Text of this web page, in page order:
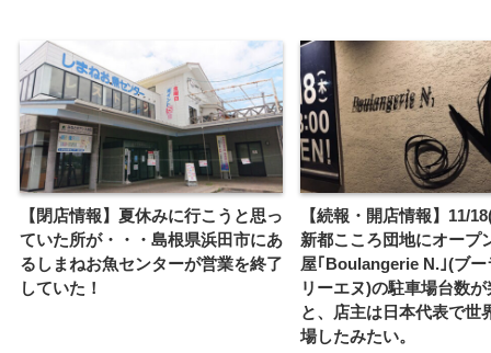
【閉店情報】夏休みに行こうと思っ
ていた所が・・・島根県浜田市にあ
るしまねお魚センターが営業を終了
していた！
【続報・開店情報】11/
新都こころ団地にオープ
屋｢Boulangerie N.｣(ブー
リーエヌ)の駐車場台数
と、店主は日本代表で世
場したみたい。